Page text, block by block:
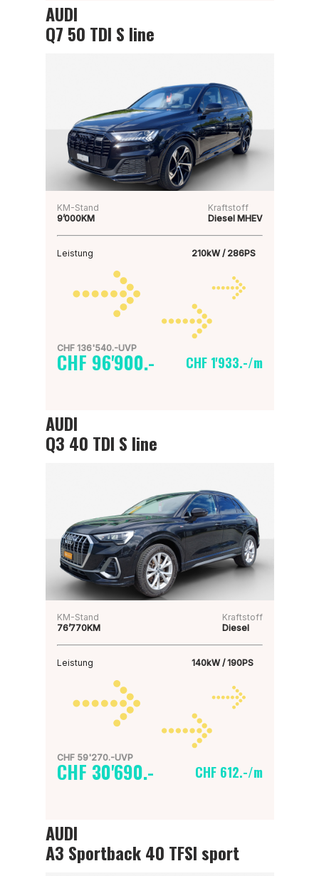
AUDI
Q7 50 TDI S line
KM-Stand
9’000KM
Kraftstoff
Diesel MHEV
Leistung 210kW / 286PS
CHF 136'540.-UVP
CHF 96'900.- CHF 1'933.-/m
AUDI
Q3 40 TDI S line
KM-Stand
76’770KM
Kraftstoff
Diesel
Leistung 140kW / 190PS
CHF 59'270.-UVP
CHF 30'690.- CHF 612.-/m
AUDI
A3 Sportback 40 TFSI sport